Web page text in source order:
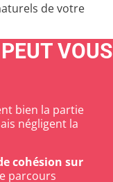
de votre
VOUS
bien la partie
négligent la
cohésion sur
parcours